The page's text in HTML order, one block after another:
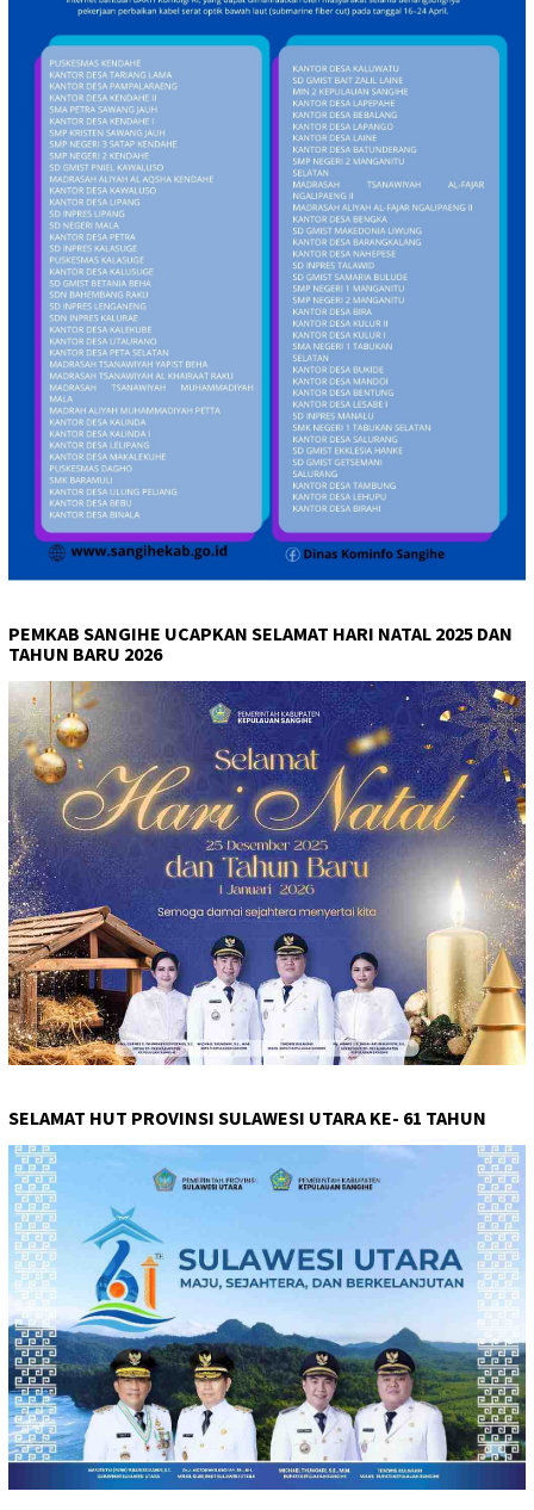
PEMKAB SANGIHE UCAPKAN SELAMAT HARI NATAL 2025 DAN
TAHUN BARU 2026
SELAMAT HUT PROVINSI SULAWESI UTARA KE- 61 TAHUN